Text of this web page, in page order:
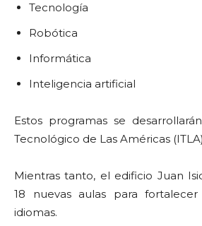
Tecnología
Robótica
Informática
Inteligencia artificial
Estos programas se
Tecnológico de Las Américas
Mientras tanto, el edificio Juan
18 nuevas aulas para
idiomas.